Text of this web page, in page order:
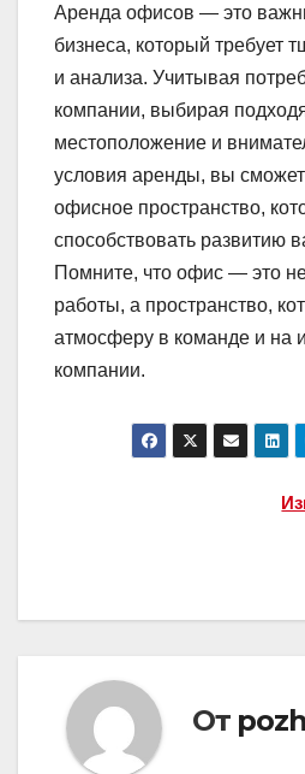
Аренда офисов — это
бизнеса, который требует
и анализа. Учитывая
компании, выбирая
местоположение и
условия аренды, вы
офисное пространство,
способствовать развитию
Помните, что офис — это
работы, а пространство,
атмосферу в команде и на
компании.
записям
От